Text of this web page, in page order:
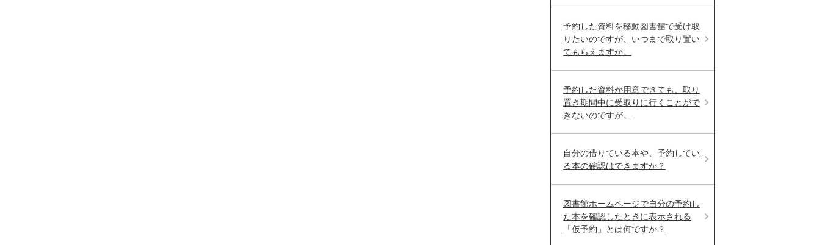
予約した資料を移動図書館で受け取
りたいのですが、いつまで取り置い
てもらえますか。
予約した資料が用意できても、取り
置き期間中に受取りに行くことがで
きないのですが。
自分の借りている本や、予約してい
る本の確認はできますか？
図書館ホームページで自分の予約し
た本を確認したときに表示される
「仮予約」とは何ですか？